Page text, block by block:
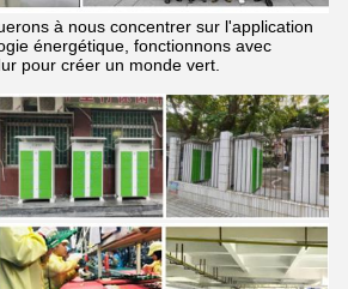
à nous concentrer sur l'application
énergétique, fonctionnons avec
pour créer un monde vert.